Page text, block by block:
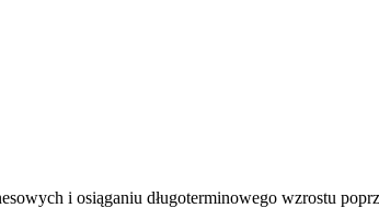
i osiąganiu długoterminowego wzrostu